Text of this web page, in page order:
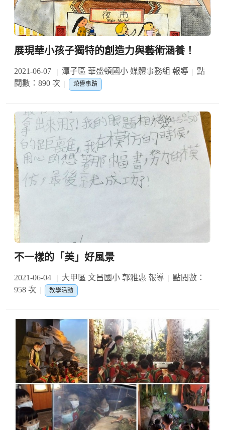
展現華小孩子獨特的創造力與藝術涵養！
2021-06-07 潭子區 華盛頓國小 媒體事務組 報導
點
閱數：890 次
榮譽事蹟
不一樣的「美」好風景
2021-06-04 大甲區 文昌國小 郭雅惠 報導
點閱數：
958 次
教學活動